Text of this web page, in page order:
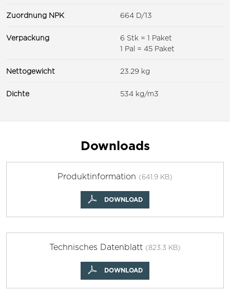
Zuordnung NPK 664 D/13
Verpackung
6 Stk = 1 Paket
1 Pal = 45 Paket
Nettogewicht 23.29 kg
Dichte 534 kg/m3
Downloads
Produktinformation (641.9 KB)
DOWNLOAD
Technisches Datenblatt (823.3 KB)
DOWNLOAD